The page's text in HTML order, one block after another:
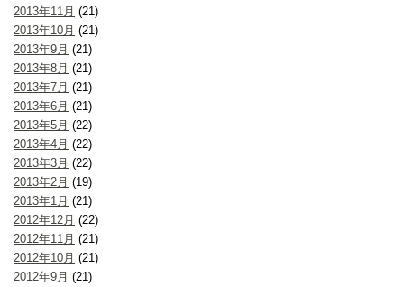
2013年11月 (21)
2013年10月 (21)
2013年9月 (21)
2013年8月 (21)
2013年7月 (21)
2013年6月 (21)
2013年5月 (22)
2013年4月 (22)
2013年3月 (22)
2013年2月 (19)
2013年1月 (21)
2012年12月 (22)
2012年11月 (21)
2012年10月 (21)
2012年9月 (21)